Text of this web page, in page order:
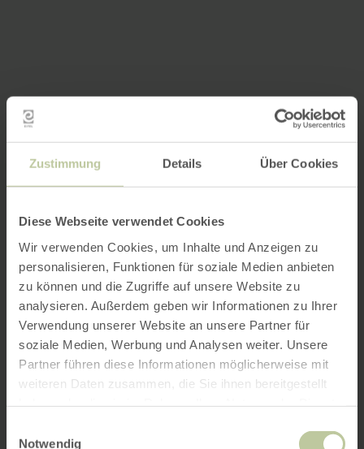
Zustimmung Details Über Cookies
Diese Webseite verwendet Cookies
Wir verwenden Cookies, um Inhalte und Anzeigen zu
personalisieren, Funktionen für soziale Medien anbieten
zu können und die Zugriffe auf unsere Website zu
analysieren. Außerdem geben wir Informationen zu Ihrer
Verwendung unserer Website an unsere Partner für
soziale Medien, Werbung und Analysen weiter. Unsere
Partner führen diese Informationen möglicherweise mit
weiteren Daten zusammen, die Sie ihnen bereitgestellt
Notwendig